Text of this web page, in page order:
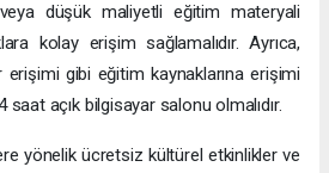
düşük maliyetli eğitim materyali
kolay erişim sağlamalıdır. Ayrıca,
gibi eğitim kaynaklarına erişimi
saat açık bilgisayar salonu olmalıdır.
yönelik ücretsiz kültürel etkinlikler ve